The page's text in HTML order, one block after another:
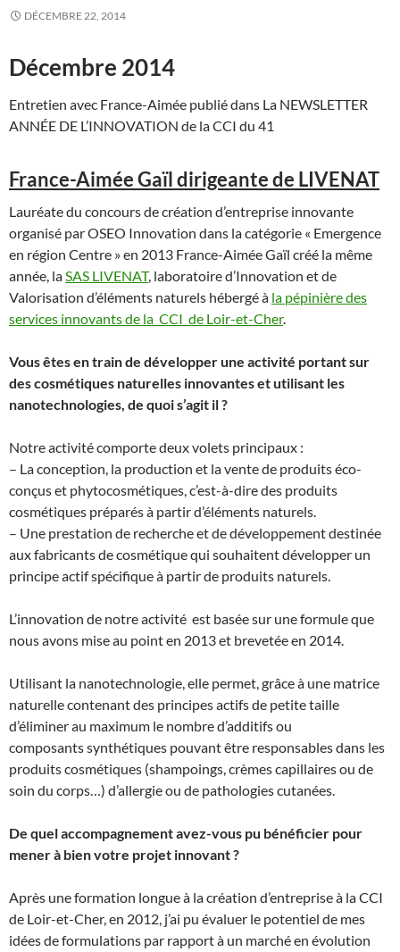
DÉCEMBRE 22, 2014
Décembre 2014
Entretien avec France-Aimée publié dans La NEWSLETTER
ANNÉE DE L’INNOVATION de la CCI du 41
France-Aimée Gaïl dirigeante de LIVENAT
Lauréate du concours de création d’entreprise innovante
organisé par OSEO Innovation dans la catégorie « Emergence
en région Centre » en 2013 France-Aimée Gaïl créé la même
année, la SAS LIVENAT, laboratoire d’Innovation et de
Valorisation d’éléments naturels hébergé à la pépinière des
services innovants de la CCI de Loir-et-Cher.
Vous êtes en train de développer une activité portant sur
des cosmétiques naturelles innovantes et utilisant les
nanotechnologies, de quoi s’agit il ?
Notre activité comporte deux volets principaux :
– La conception, la production et la vente de produits éco-
conçus et phytocosmétiques, c’est-à-dire des produits
cosmétiques préparés à partir d’éléments naturels.
– Une prestation de recherche et de développement destinée
aux fabricants de cosmétique qui souhaitent développer un
principe actif spécifique à partir de produits naturels.
L’innovation de notre activité est basée sur une formule que
nous avons mise au point en 2013 et brevetée en 2014.
Utilisant la nanotechnologie, elle permet, grâce à une matrice
naturelle contenant des principes actifs de petite taille
d’éliminer au maximum le nombre d’additifs ou
composants synthétiques pouvant être responsables dans les
produits cosmétiques (shampoings, crèmes capillaires ou de
soin du corps…) d’allergie ou de pathologies cutanées.
De quel accompagnement avez-vous pu bénéficier pour
mener à bien votre projet innovant ?
Après une formation longue à la création d’entreprise à la CCI
de Loir-et-Cher, en 2012, j’ai pu évaluer le potentiel de mes
idées de formulations par rapport à un marché en évolution